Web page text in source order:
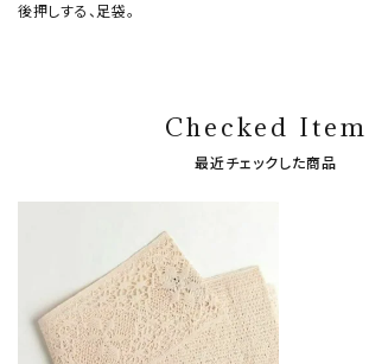
後押しする、足袋。
Checked Item
最近チェックした商品